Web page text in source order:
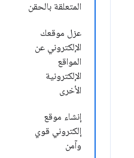
المتعلقة بالحقن
عزل موقعك
الإلكتروني عن
المواقع
الإلكترونية
الأخرى
إنشاء موقع
إلكتروني قوي
وآمن